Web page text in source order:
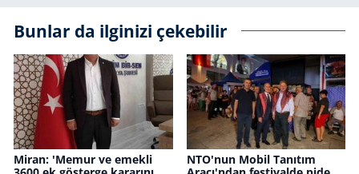
Bunlar da ilginizi çekebilir
Miran: 'Memur ve emekli
NTO'nun Mobil Tanıtım